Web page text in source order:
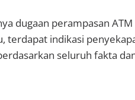
dugaan perampasan
terdapat indikasi
seluruh fakta